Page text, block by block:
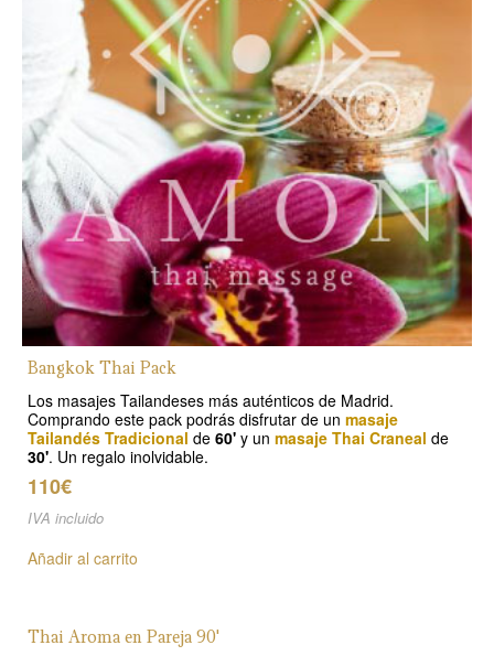
Bangkok Thai Pack
Los masajes Tailandeses más auténticos de Madrid.
Comprando este pack podrás disfrutar de un masaje
Tailandés Tradicional de 60' y un masaje Thai Craneal de
30'. Un regalo inolvidable.
110€
IVA incluido
Añadir al carrito
Thai Aroma en Pareja 90'